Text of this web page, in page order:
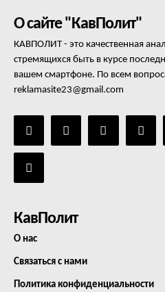
О сайте "КавПолит"
КАВПОЛИТ - это качественная
стремящихся быть в курсе
вашем смартфоне. По всем
reklamasite23@gmail.com
КавПолит
О нас
Связаться с нами
Политика конфиденциальности